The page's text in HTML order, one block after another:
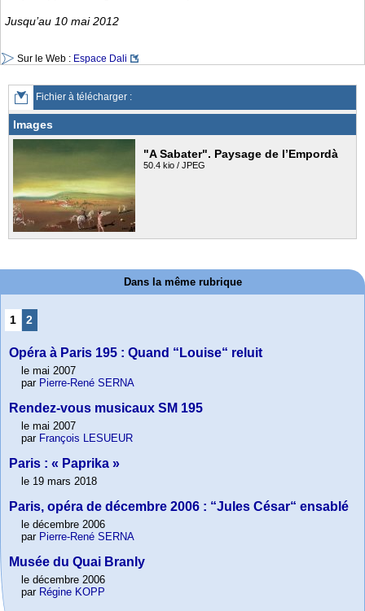
Jusqu’au 10 mai 2012
Sur le Web : Espace Dali
Fichier à télécharger :
Images
"A Sabater". Paysage de l’Empordà
50.4 kio / JPEG
Dans la même rubrique
1 2
Opéra à Paris 195 : Quand “Louise“ reluit
le mai 2007
par Pierre-René SERNA
Rendez-vous musicaux SM 195
le mai 2007
par François LESUEUR
Paris : « Paprika »
le 19 mars 2018
Paris, opéra de décembre 2006 : “Jules César“ ensablé
le décembre 2006
par Pierre-René SERNA
Musée du Quai Branly
le décembre 2006
par Régine KOPP